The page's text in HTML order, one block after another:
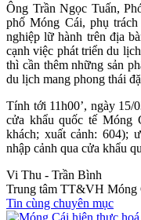
Ông Trần Ngọc Tuấn,
phố Móng Cái, phụ
nghiệp lữ hành trên địa
cạnh việc phát triển du
thì cần thêm những sản
du lịch mang phong thái
Tính tới 11h00’, ngày 15/
cửa khẩu quốc tế Móng
khách; xuất cảnh: 604);
nhập cảnh qua cửa khẩu
Vi Thu - Trần Bình
Trung tâm TT&VH Móng
Tin cùng chuyên mục